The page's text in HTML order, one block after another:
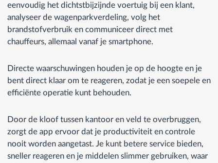
eenvoudig het dichtstbijzijnde voertuig bij een klant,
analyseer de wagenparkverdeling, volg het
brandstofverbruik en communiceer direct met
chauffeurs, allemaal vanaf je smartphone.
Directe waarschuwingen houden je op de hoogte en je
bent direct klaar om te reageren, zodat je een soepele en
efficiënte operatie kunt behouden.
Door de kloof tussen kantoor en veld te overbruggen,
zorgt de app ervoor dat je productiviteit en controle
nooit worden aangetast. Je kunt betere service bieden,
sneller reageren en je middelen slimmer gebruiken, waar